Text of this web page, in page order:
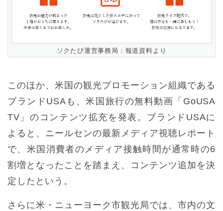
ソクたび運営事務局：報道資料より
このほか、米国の観光プロモーション組織である
ブランドUSAも、米国旅行の無料動画「GoUSA
TV」のコンテンツ拡充を発表。ブランドUSAに
よると、ニールセンの最新メディア視聴レポート
で、米国消費者のメディア接触時間が通常時の6
割増となったことを踏まえ、コンテンツ追加を決
定したという。
さらに米・ニューヨーク市観光局では、市内の文